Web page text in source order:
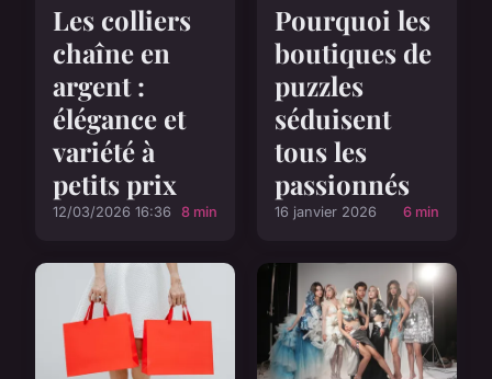
Les colliers
chaîne en
argent :
élégance et
variété à
petits prix
12/03/2026 16:36 8 min
Pourquoi les
boutiques de
puzzles
séduisent
tous les
passionnés
16 janvier 2026 6 min